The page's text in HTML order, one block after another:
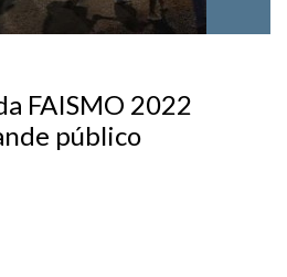
FAISMO 2022
público